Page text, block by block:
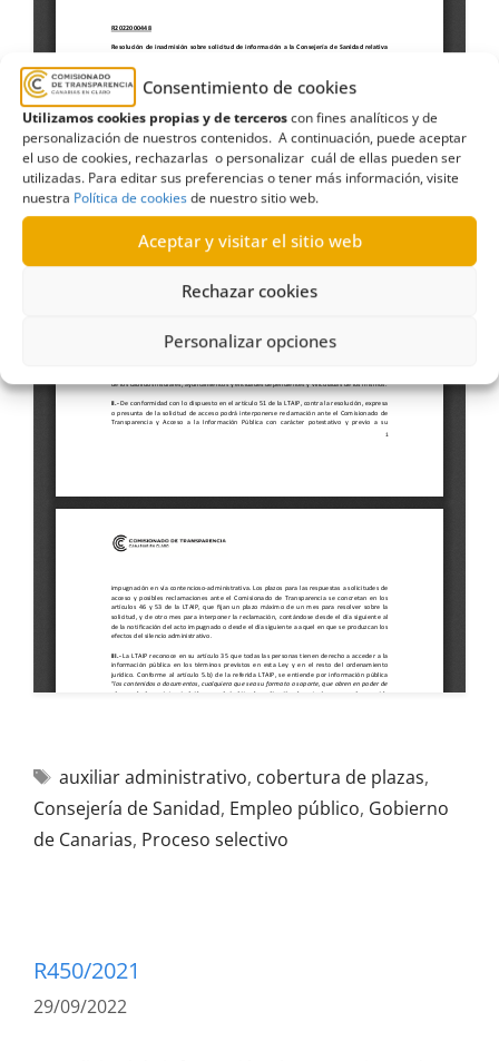
Consentimiento de cookies
Utilizamos cookies propias y de terceroscon fines analíticos y de
personalización de nuestros contenidos. A continuación, puede aceptar
el uso de cookies, rechazarlas o personalizar cuál de ellas pueden ser
utilizadas. Para editar sus preferencias o tener más información, visite
nuestra Política de cookiesde nuestro sitio web.
Aceptar y visitar el sitio web
Rechazar cookies
Personalizar opciones
auxiliar administrativo, cobertura de plazas,
Consejería de Sanidad, Empleo público, Gobierno
de Canarias, Proceso selectivo
R450/2021
29/09/2022